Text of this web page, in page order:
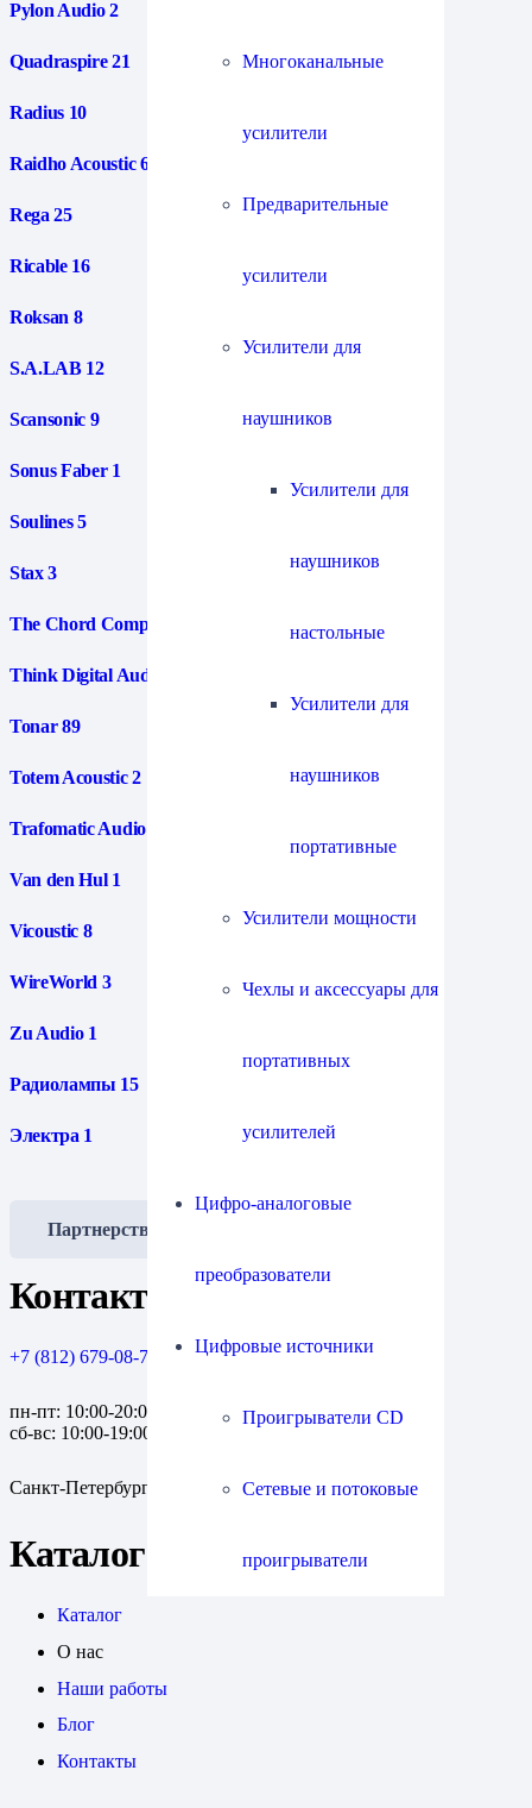
Многоканальные
усилители
Предварительные
усилители
Усилители для
наушников
Усилители для
наушников
настольные
Усилители для
наушников
портативные
Усилители мощности
Чехлы и аксессуары для
портативных
усилителей
Цифро-аналоговые
преобразователи
Цифровые источники
Проигрыватели СD
Сетевые и потоковые
проигрыватели
Pylon Audio2
Quadraspire21
Radius 10
Raidho Acoustic6
Rega25
Ricable 16
Roksan 8
S.A.LAB 12
Scansonic 9
Sonus Faber 1
Soulines5
Stax3
The Chord Company
Think Digital Audio
Tonar89
Totem Acoustic2
Trafomatic Audio
Van den Hul 1
Vicoustic 8
WireWorld 3
Zu Audio 1
Радиолампы 15
Электра 1
Партнерство
Контакты
+7 (812) 679-08-79
пн-пт: 10:00-20:00
сб-вс: 10:00-19:00
Санкт-Петербург, пр. Медиков, 10к1
Каталог
Каталог
О нас
Наши работы
Блог
Контакты